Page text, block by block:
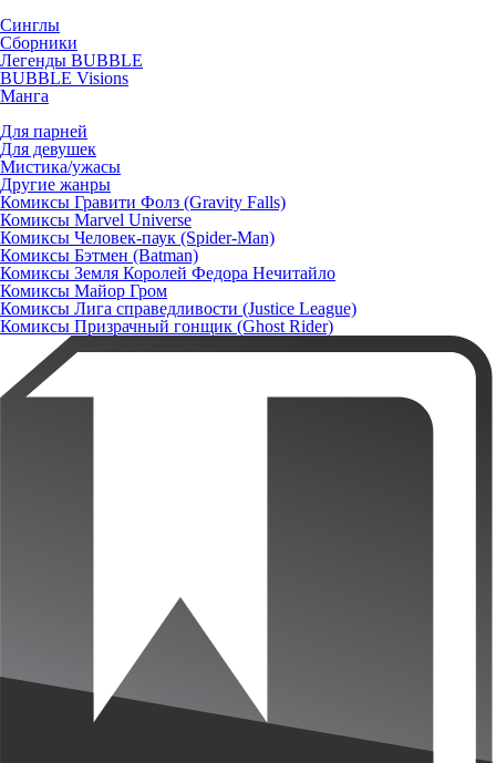
Синглы
Сборники
Легенды BUBBLE
BUBBLE Visions
Манга
Для парней
Для девушек
Мистика/ужасы
Другие жанры
Комиксы Гравити Фолз (Gravity Falls)
Комиксы Marvel Universe
Комиксы Человек-паук (Spider-Man)
Комиксы Бэтмен (Batman)
Комиксы Земля Королей Федора Нечитайло
Комиксы Майор Гром
Комиксы Лига справедливости (Justice League)
Комиксы Призрачный гонщик (Ghost Rider)